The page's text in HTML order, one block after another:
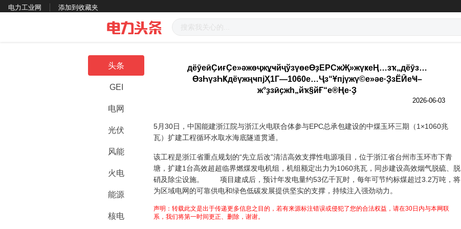
电力工业网 添加到收藏夹
头条
GEI
电网
光伏
风能
火电
能源
核电
дёӯеӣҪиғҪе»әжөҷжұҹйҷўзүөеӨҙEPCжҖ»жүҝеҢ…зҡ„дёӯз…
ӨзҺүзҺҜдёүжңҹпјҲ1Г—1060е…Ҷз“Ұпјүжү©е»әе·ҘзЁӢеҸ–
ж°ҙзӣҫжһ„йҡ§йҒ“е®Ңе·Ҙ
2026-06-03
5月30日，中国能建浙江院与浙江火电联合体参与EPC总承包建设的中煤玉环三期（1×1060兆
瓦）扩建工程循环水取水海底隧道贯通。
该工程是浙江省重点规划的“先立后改”清洁高效支撑性电源项目，位于浙江省台州市玉环市下青
塘，扩建1台高效超超临界燃煤发电机组，机组额定出力为1060兆瓦，同步建设高效烟气脱硫、脱
硝及除尘设施。 项目建成后，预计年发电量约53亿千瓦时，每年可节约标煤超过3.2万吨，将
为区域电网的可靠供电和绿色低碳发展提供坚实的支撑，持续注入强劲动力。
声明：转载此文是出于传递更多信息之目的，若有来源标注错误或侵犯了您的合法权益，请在30日内与本网联
系，我们将第一时间更正、删除，谢谢。